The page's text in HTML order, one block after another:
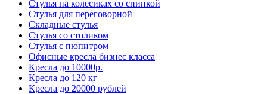
Стулья на колесиках со спинкой
Стулья для переговорной
Складные стулья
Стулья со столиком
Стулья с пюпитром
Офисные кресла бизнес класса
Кресла до 10000р.
Кресла до 120 кг
Кресла до 20000 рублей